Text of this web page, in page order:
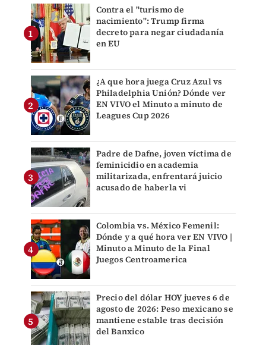
Contra el "turismo de
nacimiento": Trump firma
decreto para negar ciudadanía
en EU
¿A que hora juega Cruz Azul vs
Philadelphia Unión? Dónde ver
EN VIVO el Minuto a minuto de
Leagues Cup 2026
Padre de Dafne, joven víctima de
feminicidio en academia
militarizada, enfrentará juicio
acusado de haberla vi
Colombia vs. México Femenil:
Dónde y a qué hora ver EN VIVO |
Minuto a Minuto de la Final
Juegos Centroamerica
Precio del dólar HOY jueves 6 de
agosto de 2026: Peso mexicano se
mantiene estable tras decisión
del Banxico